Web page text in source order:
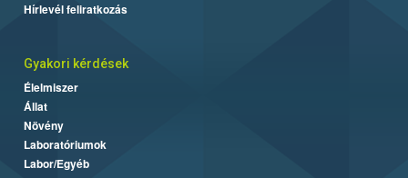
Hírlevél feliratkozás
Gyakori kérdések
Élelmiszer
Állat
Növény
Laboratóriumok
Labor/Egyéb